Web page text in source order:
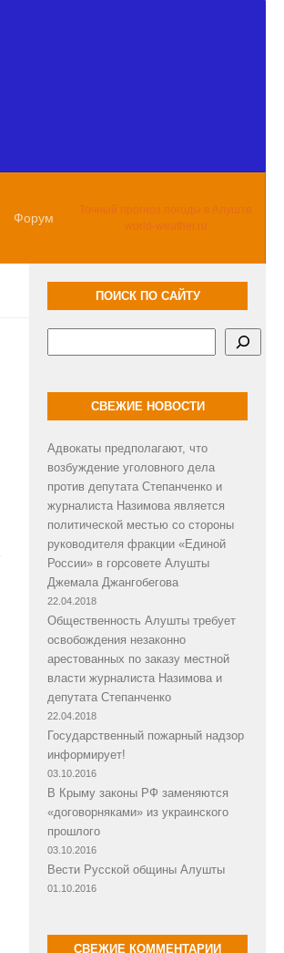
Форум
Точный прогноз погоды в Алуште
world-weather.ru
ПОИСК ПО САЙТУ
СВЕЖИЕ НОВОСТИ
Адвокаты предполагают, что
возбуждение уголовного дела
против депутата Степанченко и
журналиста Назимова является
политической местью со стороны
руководителя фракции «Единой
России» в горсовете Алушты
Джемала Джангобегова
22.04.2018
Общественность Алушты требует
освобождения незаконно
арестованных по заказу местной
власти журналиста Назимова и
депутата Степанченко
22.04.2018
Государственный пожарный надзор
информирует!
03.10.2016
В Крыму законы РФ заменяются
«договорняками» из украинского
прошлого
03.10.2016
Вести Русской общины Алушты
01.10.2016
СВЕЖИЕ КОММЕНТАРИИ